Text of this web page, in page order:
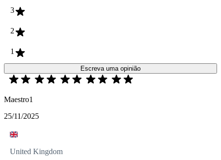
3
2
1
Escreva uma opinião
Maestro1
25/11/2025
United Kingdom